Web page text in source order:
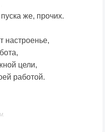
же, прочих.
настроенье,
цели,
работой.